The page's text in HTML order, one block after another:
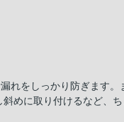
れをしっかり防ぎます。
めに取り付けるなど、ち